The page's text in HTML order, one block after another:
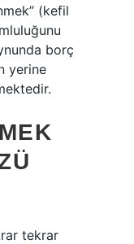
(kefil
borç
yerine
tekrar